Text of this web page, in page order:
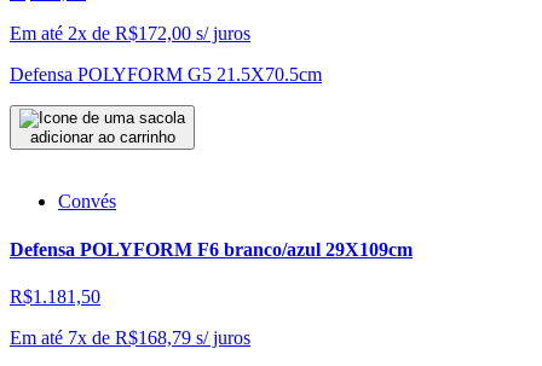
Em até 2x de R$172,00 s/ juros
Defensa POLYFORM G5 21.5X70.5cm
adicionar ao carrinho
Convés
Defensa POLYFORM F6 branco/azul 29X109cm
R$1.181,50
Em até 7x de R$168,79 s/ juros